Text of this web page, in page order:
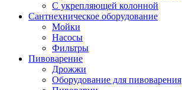
С укрепляющей колонной
Сантнехническое оборудование
Мойки
Насосы
Фильтры
Пивоварение
Дрожжи
Оборудование для пивоварения